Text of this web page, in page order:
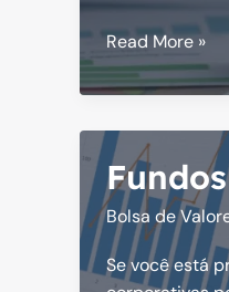
ETFs
de
Fundos
(FIIs):
Como
Investir
Read More »
Bolsa de
Se você está